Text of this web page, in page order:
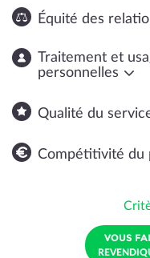
Équité des
Traitement et
personnelles
Qualité du
Compétitivité du
VOUS